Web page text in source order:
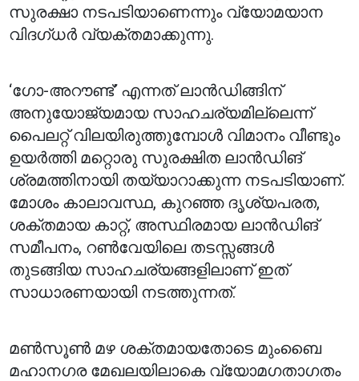
സുരക്ഷാ നടപടിയാണെന്നും വ്യോമയാന
വിദഗ്ധർ വ്യക്തമാക്കുന്നു.
‘ഗോ-അറൗണ്ട്’ എന്നത് ലാൻഡിങ്ങിന്
അനുയോജ്യമായ സാഹചര്യമില്ലെന്ന്
പൈലറ്റ് വിലയിരുത്തുമ്പോൾ വിമാനം വീണ്ടും
ഉയർത്തി മറ്റൊരു സുരക്ഷിത ലാൻഡിങ്
ശ്രമത്തിനായി തയ്യാറാക്കുന്ന നടപടിയാണ്.
മോശം കാലാവസ്ഥ, കുറഞ്ഞ ദൃശ്യപരത,
ശക്തമായ കാറ്റ്, അസ്ഥിരമായ ലാൻഡിങ്
സമീപനം, റൺവേയിലെ തടസ്സങ്ങൾ
തുടങ്ങിയ സാഹചര്യങ്ങളിലാണ് ഇത്
സാധാരണയായി നടത്തുന്നത്.
മൺസൂൺ മഴ ശക്തമായതോടെ മുംബൈ
മഹാനഗര മേഖലയിലാകെ വ്യോമഗതാഗതം